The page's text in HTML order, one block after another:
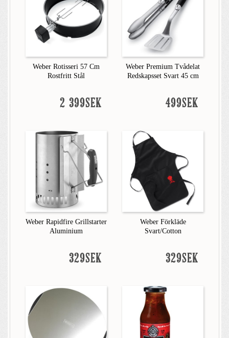
Weber Rotisseri 57 Cm
Rostfritt Stål
2 399SEK
Weber Premium Tvådelat
Redskapsset Svart 45 cm
499SEK
Weber Rapidfire Grillstarter
Aluminium
329SEK
Weber Förkläde
Svart/Cotton
329SEK